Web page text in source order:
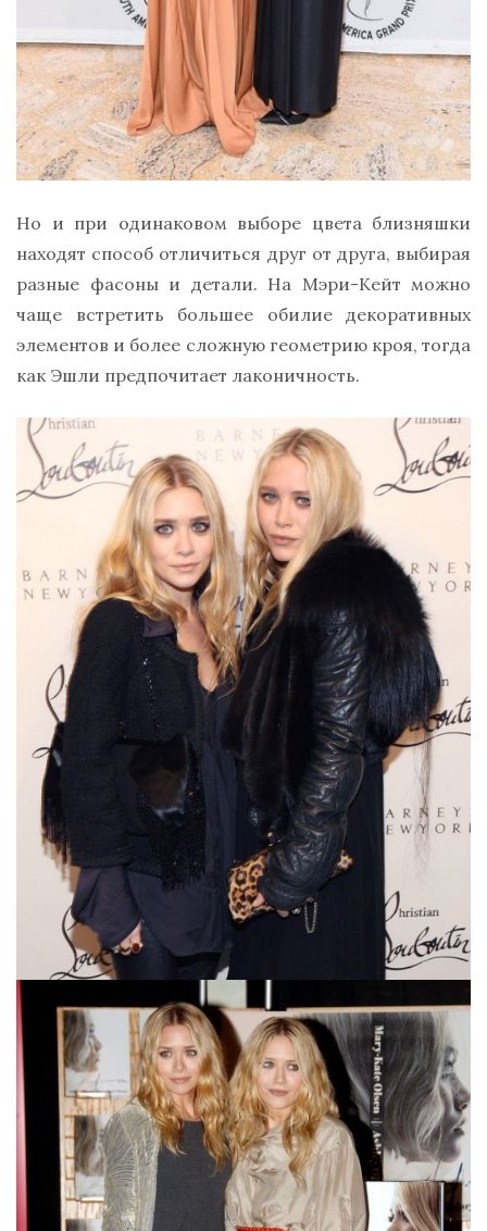
Но и при одинаковом выборе цвета близняшки
находят способ отличиться друг от друга, выбирая
разные фасоны и детали. На Мэри-Кейт можно
чаще встретить большее обилие декоративных
элементов и более сложную геометрию кроя, тогда
как Эшли предпочитает лаконичность.